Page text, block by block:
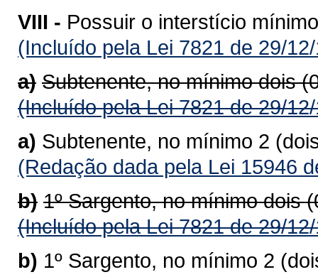
VIII - Possuir o interstício
(Incluído pela Lei 7821 de 29/
a) Subtenente, no mínimo dois
(Incluído pela Lei 7821 de 29/
a) Subtenente, no mínimo 2
(Redação dada pela Lei 15946
b) 1º Sargento, no mínimo dois
(Incluído pela Lei 7821 de 29/
b) 1º Sargento, no mínimo 2